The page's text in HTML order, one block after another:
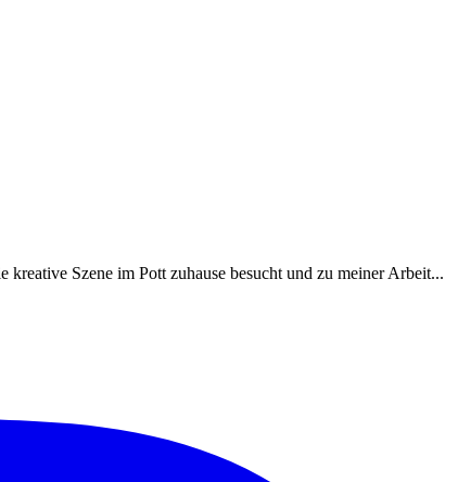
Szene im Pott zuhause besucht und zu meiner Arbeit...